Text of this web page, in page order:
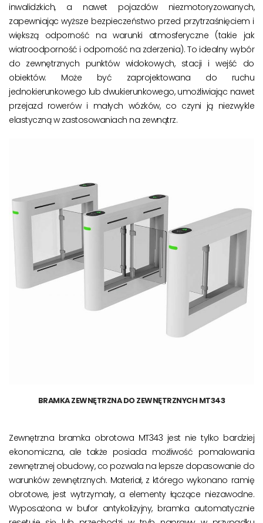
inwalidzkich, a nawet pojazdów niezmotoryzowanych,
zapewniając wyższe bezpieczeństwo przed przytrzaśnięciem i
większą odporność na warunki atmosferyczne (takie jak
wiatroodporność i odporność na zderzenia). To idealny wybór
do zewnętrznych punktów widokowych, stacji i wejść do
obiektów. Może być zaprojektowana do ruchu
jednokierunkowego lub dwukierunkowego, umożliwiając nawet
przejazd rowerów i małych wózków, co czyni ją niezwykle
elastyczną w zastosowaniach na zewnątrz.
BRAMKA ZEWNĘTRZNA DO ZEWNĘTRZNYCH MT343
Zewnętrzna bramka obrotowa MT343 jest nie tylko bardziej
ekonomiczna, ale także posiada możliwość pomalowania
zewnętrznej obudowy, co pozwala na lepsze dopasowanie do
warunków zewnętrznych. Materiał, z którego wykonano ramię
obrotowe, jest wytrzymały, a elementy łączące niezawodne.
Wyposażona w bufor antykolizyjny, bramka automatycznie